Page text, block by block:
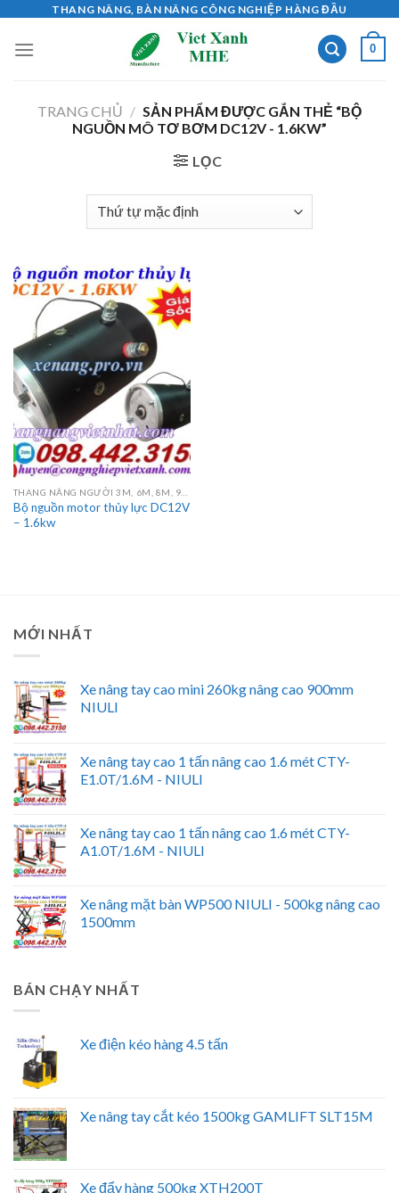
content
THANG NÂNG, BÀN NÂNG CÔNG NGHIỆP HÀNG ĐẦU
0
TRANG CHỦ / SẢN PHẨM ĐƯỢC GẮN THẺ “BỘ
NGUỒN MÔ TƠ BƠM DC12V - 1.6KW”
LỌC
Bộ nguồn motor thủy lực DC12V
– 1.6kw
MỚI NHẤT
Xe nâng tay cao mini 260kg nâng cao 900mm
NIULI
Xe nâng tay cao 1 tấn nâng cao 1.6 mét CTY-
E1.0T/1.6M - NIULI
Xe nâng tay cao 1 tấn nâng cao 1.6 mét CTY-
A1.0T/1.6M - NIULI
Xe nâng mặt bàn WP500 NIULI - 500kg nâng cao
1500mm
BÁN CHẠY NHẤT
Xe điện kéo hàng 4.5 tấn
Xe nâng tay cắt kéo 1500kg GAMLIFT SLT15M
Xe đẩy hàng 500kg XTH200T